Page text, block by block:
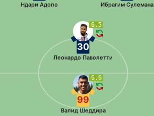
Ибрагим Сулемана
Ндари Адопо
6.5
30
Леонардо Паволетти
6.6
99
Валид Шеддира